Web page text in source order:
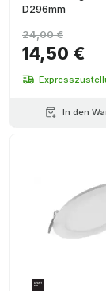
D296mm
14,50 €
24,00 €
In den